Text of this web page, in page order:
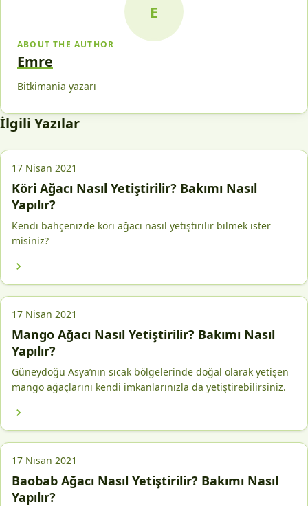
E
ABOUT THE AUTHOR
Emre
Bitkimania yazarı
İlgili Yazılar
17 Nisan 2021
Köri Ağacı Nasıl Yetiştirilir? Bakımı Nasıl
Yapılır?
Kendi bahçenizde köri ağacı nasıl yetiştirilir bilmek ister
misiniz?
17 Nisan 2021
Mango Ağacı Nasıl Yetiştirilir? Bakımı Nasıl
Yapılır?
Güneydoğu Asya’nın sıcak bölgelerinde doğal olarak yetişen
mango ağaçlarını kendi imkanlarınızla da yetiştirebilirsiniz.
17 Nisan 2021
Baobab Ağacı Nasıl Yetiştirilir? Bakımı Nasıl
Yapılır?